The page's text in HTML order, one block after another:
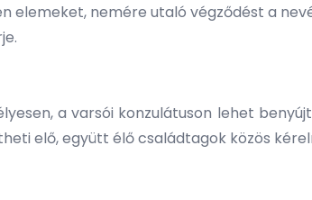
elemeket, nemére utaló végződést a
a varsói konzulátuson lehet
elő, együtt élő családtagok közös